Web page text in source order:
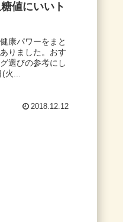
値にいいト
康パワーをまと
りました。おす
選びの参考にし
...
2018.12.12